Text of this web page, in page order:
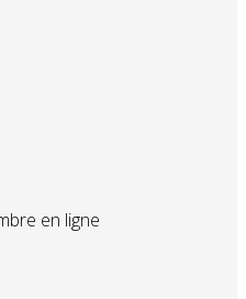
en ligne